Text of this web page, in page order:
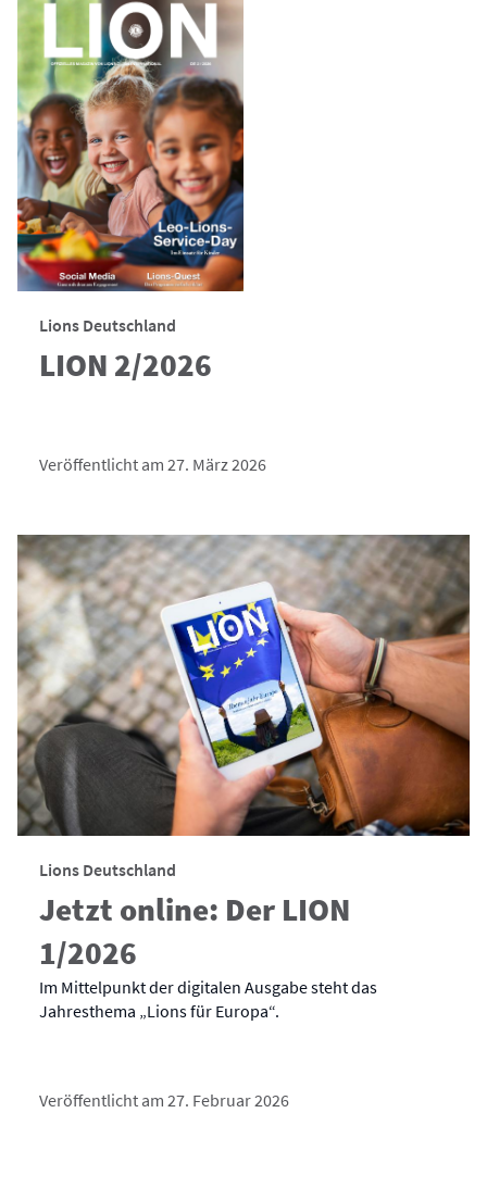
Lions Deutschland
LION 2/2026
Veröffentlicht am 27. März 2026
Lions Deutschland
Jetzt online: Der LION
1/2026
Im Mittelpunkt der digitalen Ausgabe steht das
Jahresthema „Lions für Europa“.
Veröffentlicht am 27. Februar 2026